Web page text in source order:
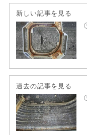
新しい記事を見る
過去の記事を見る